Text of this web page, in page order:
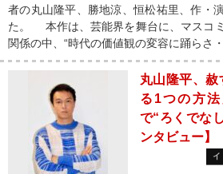
者の丸山隆平、勝地涼、恒松祐里、作・
た。 本作は、芸能界を舞台に、マスコ
関係の中、“時代の価値観の変容に踊らさ
丸山隆平、
る1つの方
で“ろくでな
ンタビュー】